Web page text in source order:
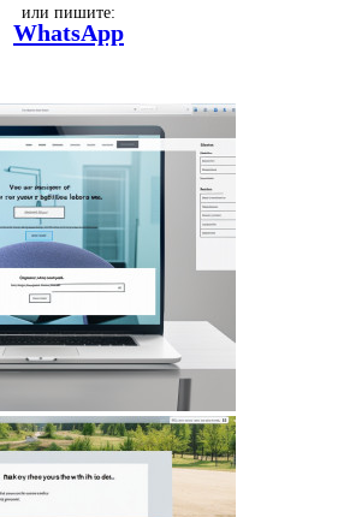
или пишите:
WhatsApp